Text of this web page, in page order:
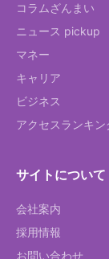
コラムざんまい
ニュース pickup
マネー
キャリア
ビジネス
アクセスランキン
サイトについて
会社案内
採用情報
お問い合わせ